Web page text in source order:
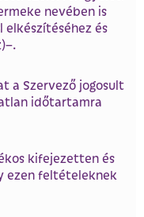
nevében is
és
a Szervező jogosult
időtartamra
kifejezetten és
ezen feltételeknek